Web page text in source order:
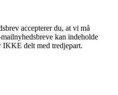
accepterer du, at vi må
kan indeholde
IKKE delt med tredjepart.